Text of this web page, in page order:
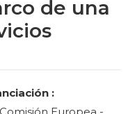
de una
: